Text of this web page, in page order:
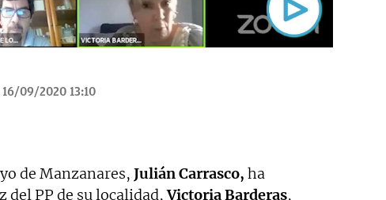
16/09/2020 13:10
de Manzanares, Julián Carrasco, ha
del PP de su localidad,Victoria Barderas,